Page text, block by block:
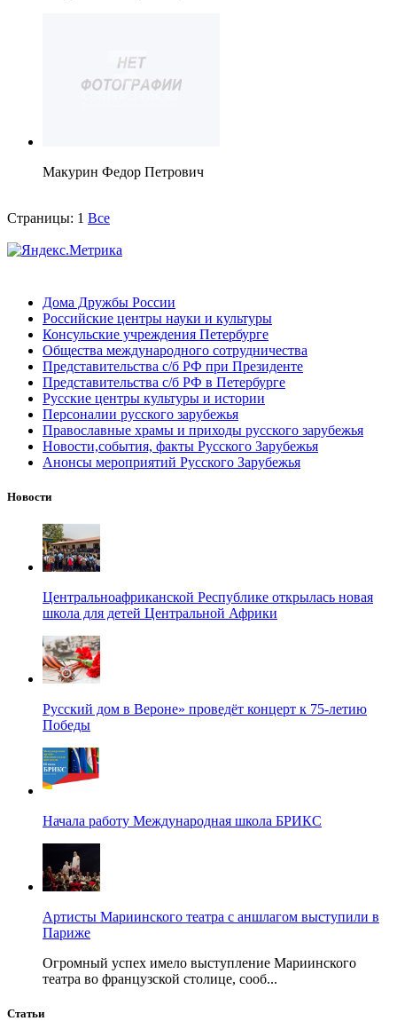
Макурин Федор Петрович
Страницы: 1 Все
Дома Дружбы России
Российские центры науки и культуры
Консульские учреждения Петербурге
Общества международного сотрудничества
Представительства с/б РФ при Президенте
Представительства с/б РФ в Петербурге
Русские центры культуры и истории
Персоналии русского зарубежья
Православные храмы и приходы русского зарубежья
Новости,события, факты Русского Зарубежья
Анонсы мероприятий Русского Зарубежья
Новости
Центральноафриканской Республике открылась новая
школа для детей Центральной Африки
Русский дом в Вероне» проведёт концерт к 75-летию
Победы
Начала работу Международная школа БРИКС
Артисты Мариинского театра с аншлагом выступили в
Париже
Огромный успех имело выступление Мариинского
театра во французской столице, сооб...
Статьи